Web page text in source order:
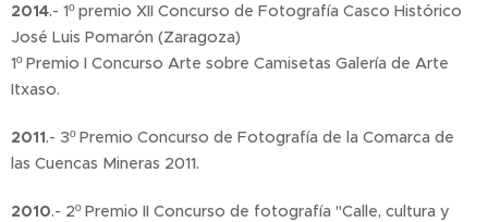
2014.- 1º premio XII Concurso de Fotografía Casco Histórico
José Luis Pomarón (Zaragoza)
1º Premio I Concurso Arte sobre Camisetas Galería de Arte
Itxaso.
2011.- 3º Premio Concurso de Fotografía de la Comarca de
las Cuencas Mineras 2011.
2010.- 2º Premio II Concurso de fotografía "Calle, cultura y